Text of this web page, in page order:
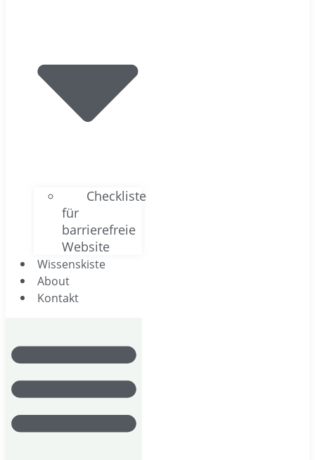
Checkliste
für
barrierefreie
Website
Wissenskiste
About
Kontakt